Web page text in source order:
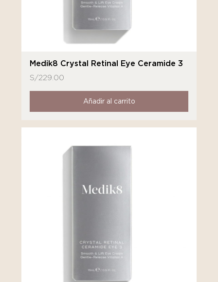
Medik8 Crystal Retinal Eye Ceramide 3
S/229.00
Añadir al carrito